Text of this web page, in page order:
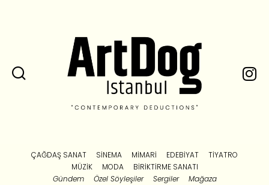
ÇAĞDAŞ SANAT SINEMA MIMARI EDEBIYAT
TIYATRO
MÜZIK
MODA
BIRIKTIRME SANATI
Gündem
Özel Söyleşiler Sergiler Mağaza